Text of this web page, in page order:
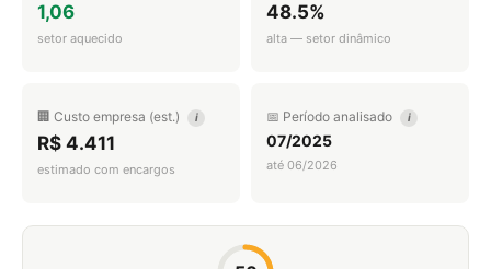
1,06
setor aquecido
48.5%
alta — setor dinâmico
🏢 Custo empresa (est.) i
R$ 4.411
estimado com encargos
📅 Período analisado i
07/2025
até 06/2026